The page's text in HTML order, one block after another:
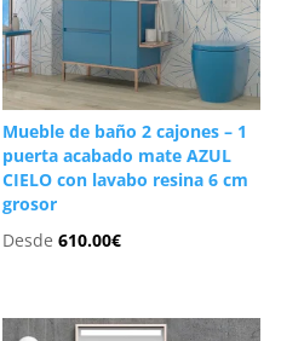
Mueble de baño 2 cajones – 1
puerta acabado mate AZUL
CIELO con lavabo resina 6 cm
grosor
Desde610.00€